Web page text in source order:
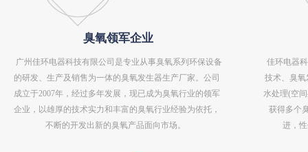
臭氧领军企业
广州佳环电器科技有限公司是专业从事臭氧系列环保设备
的研发、生产及销售为一体的臭氧发生器生产厂家。公司
成立于2007年，经过多年发展，现已成为臭氧行业的领军
企业，以雄厚的技术实力和丰富的臭氧行业经验为依托，
不断的开发出新的臭氧产品面向市场。
佳环电器
技术、臭
水处理(空
获得多个
进，